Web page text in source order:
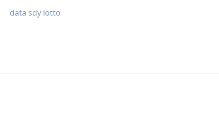
data sdy lotto